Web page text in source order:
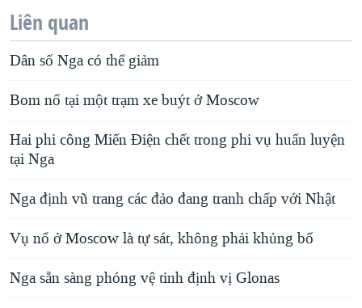
Liên quan
Dân số Nga có thể giảm
Bom nổ tại một trạm xe buýt ở Moscow
Hai phi công Miến Điện chết trong phi vụ huấn luyện
tại Nga
Nga định vũ trang các đảo đang tranh chấp với Nhật
Vụ nổ ở Moscow là tự sát, không phải khủng bố
Nga sẵn sàng phóng vệ tinh định vị Glonas